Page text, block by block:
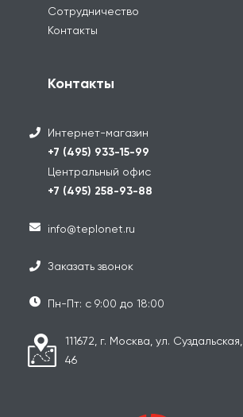
Сотрудничество
Контакты
Контакты
Интернет-магазин
+7 (495) 933-15-99
Центральный офис
+7 (495) 258-93-88
info@teplonet.ru
Заказать звонок
Пн-Пт: с 9:00 до 18:00
111672, г. Москва, ул. Суздальская,
46